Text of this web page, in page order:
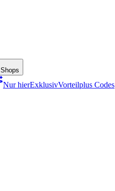
Shops
Nur hierExklusivVorteilplus Codes